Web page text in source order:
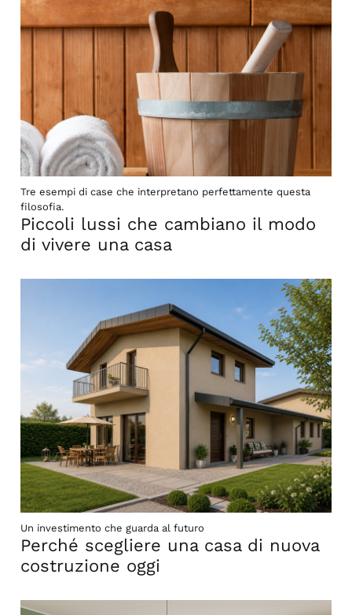
Tre esempi di case che interpretano perfettamente questa
filosofia.
Piccoli lussi che cambiano il modo
di vivere una casa
Un investimento che guarda al futuro
Perché scegliere una casa di nuova
costruzione oggi